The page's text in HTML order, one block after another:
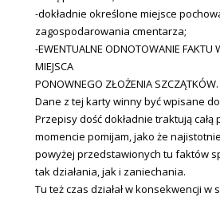
-dokładnie określone miejsce
zagospodarowania cmentarza;
-EWENTUALNE ODNOTOWANIE FAKTU
MIEJSCA
PONOWNEGO ZŁOŻENIA SZCZĄTKÓW.
Dane z tej karty winny być wpisane
Przepisy dość dokładnie traktują całą
momencie pomijam, jako że
powyżej przedstawionych tu faktów
tak działania, jak i zaniechania.
Tu też czas działał w konsekwencji